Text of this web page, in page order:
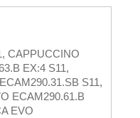
CAPPUCCINO
EX:4 S11,
S11,
ECAM290.61.B
EVO